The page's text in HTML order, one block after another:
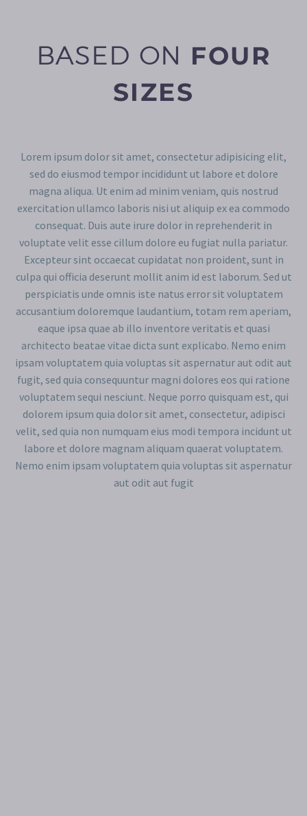
BASED ON FOUR
SIZES
Lorem ipsum dolor sit amet, consectetur adipisicing elit,
sed do eiusmod tempor incididunt ut labore et dolore
magna aliqua. Ut enim ad minim veniam, quis nostrud
exercitation ullamco laboris nisi ut aliquip ex ea commodo
consequat. Duis aute irure dolor in reprehenderit in
voluptate velit esse cillum dolore eu fugiat nulla pariatur.
Excepteur sint occaecat cupidatat non proident, sunt in
culpa qui officia deserunt mollit anim id est laborum. Sed ut
perspiciatis unde omnis iste natus error sit voluptatem
accusantium doloremque laudantium, totam rem aperiam,
eaque ipsa quae ab illo inventore veritatis et quasi
architecto beatae vitae dicta sunt explicabo. Nemo enim
ipsam voluptatem quia voluptas sit aspernatur aut odit aut
fugit, sed quia consequuntur magni dolores eos qui ratione
voluptatem sequi nesciunt. Neque porro quisquam est, qui
dolorem ipsum quia dolor sit amet, consectetur, adipisci
velit, sed quia non numquam eius modi tempora incidunt ut
labore et dolore magnam aliquam quaerat voluptatem.
Nemo enim ipsam voluptatem quia voluptas sit aspernatur
aut odit aut fugit